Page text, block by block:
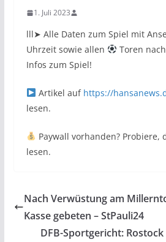
1. Juli 2023
lll➤ Alle Daten zum Spiel mit
Uhrzeit sowie allen
Toren
Infos zum Spiel!
Artikel auf https://
lesen.
Paywall vorhanden? Probiere,
lesen.
Nach Verwüstung am
Kasse gebeten – StPauli24
DFB-Sportgericht: